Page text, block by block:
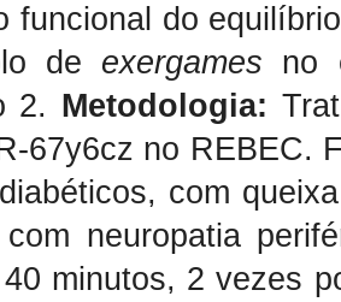
funcional do
de exergames no
2. Metodologia:
67y6cz no REBEC.
com
neuropatia
minutos, 2 vezes